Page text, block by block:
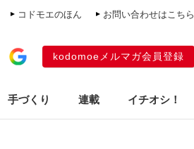
コドモエのほん お問い合わせはこちら
kodomoeメルマガ会員登録
手づくり 連載 イチオシ！